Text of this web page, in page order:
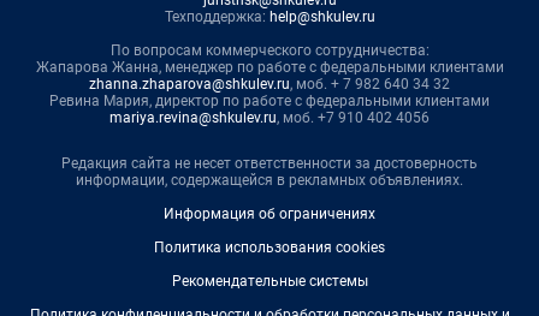
Техподдержка: help@shkulev.ru
По вопросам коммерческого сотрудничества:
Жапарова Жанна, менеджер по работе с федеральными клиентами
zhanna.zhaparova@shkulev.ru, моб. + 7 982 640 34 32
Ревина Мария, директор по работе с федеральными клиентами
mariya.revina@shkulev.ru, моб. +7 910 402 4056
Редакция сайта не несет ответственности за достоверность
информации, содержащейся в рекламных объявлениях.
Информация об ограничениях
Политика использования cookies
Рекомендательные системы